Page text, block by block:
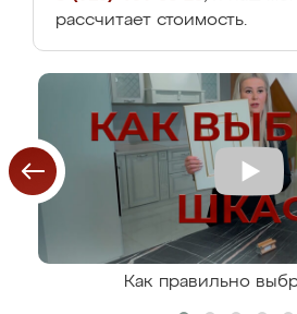
рассчитает стоимость.
Как правильно